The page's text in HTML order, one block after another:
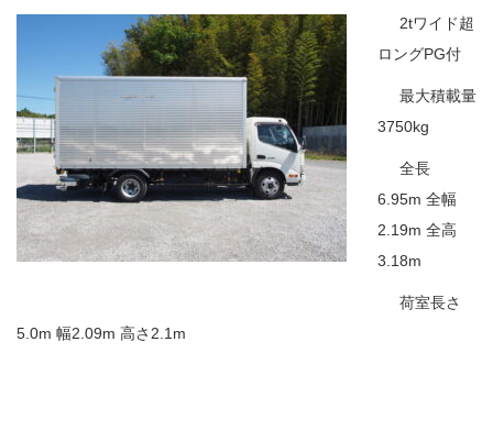
2tワイド超
ロングPG付
最大積載量
3750kg
全長
6.95m 全幅
2.19m 全高
3.18m
荷室長さ
5.0m 幅2.09m 高さ2.1m